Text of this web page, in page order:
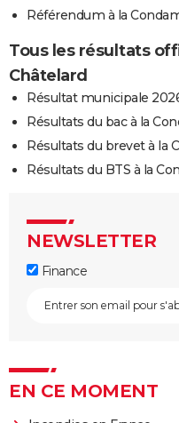
Référendum à la
Tous les résultats
Châtelard
Résultat municipale
Résultats du bac à la
Résultats du brevet à la
Résultats du BTS à la
NEWSLETTER
Finance
EN CE MOMENT